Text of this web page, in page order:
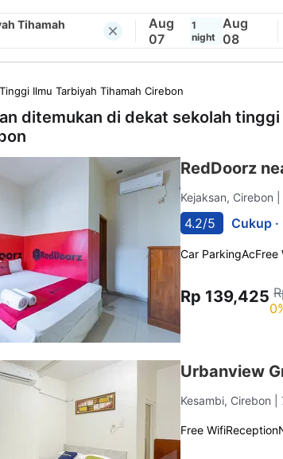
Tihamah
Aug
07
1
night
Aug
08
Ilmu Tarbiyah Tihamah Cirebon
ditemukan di dekat sekolah
RedDoorz
Kejaksan, Cirebon
4.2/5 Cukup ·
Car ParkingAcFree
Rp 139,425
Urbanview
Kesambi, Cirebon
Free WifiReception